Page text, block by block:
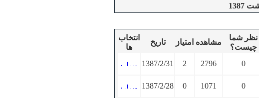
نظر شما
چیست؟
مشاهده امتیاز تاریخ
انتخاب
ها
0
2796
2
1387/2/31
0
1071
0
1387/2/28